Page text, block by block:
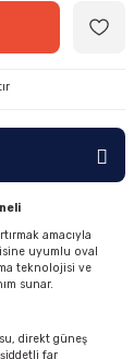
amacıyla
uyumlu oval
teknolojisi ve
sunar.
direkt güneş
şiddetli far